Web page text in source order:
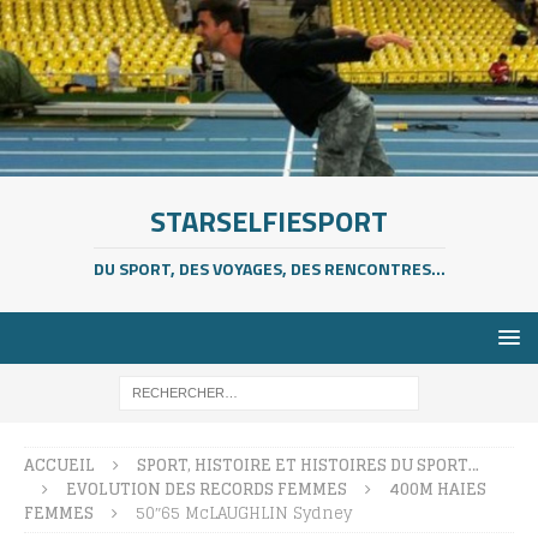
STARSELFIESPORT
DU SPORT, DES VOYAGES, DES RENCONTRES...
ACCUEIL
SPORT, HISTOIRE ET HISTOIRES DU SPORT…
EVOLUTION DES RECORDS FEMMES
400M HAIES
FEMMES
50″65 McLAUGHLIN Sydney